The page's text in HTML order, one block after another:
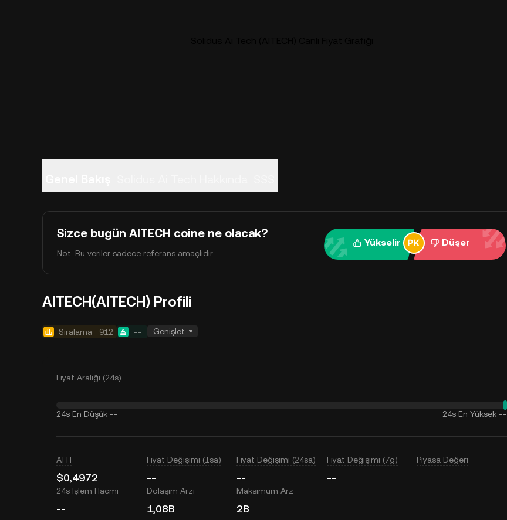
Sizce bugün AITECH coine ne olacak?
Not: Bu veriler sadece referans amaçlıdır.
Yükselir Düşer
AITECH(AITECH) Profili
Sıralama 912 -- Genişlet
Fiyat Aralığı (24s)
24s En Düşük -- 24s En Yüksek --
ATH
$0,4972
Fiyat Değişimi (1sa)
--
Fiyat Değişimi (24sa)
--
Fiyat Değişimi (7g)
--
Piyasa Değeri
24s İşlem Hacmi
--
Dolaşım Arzı
1,08B
Maksimum Arz
2B